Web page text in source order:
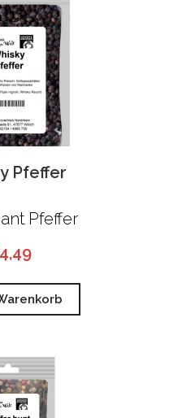
Pfeffer
, Pfeffer